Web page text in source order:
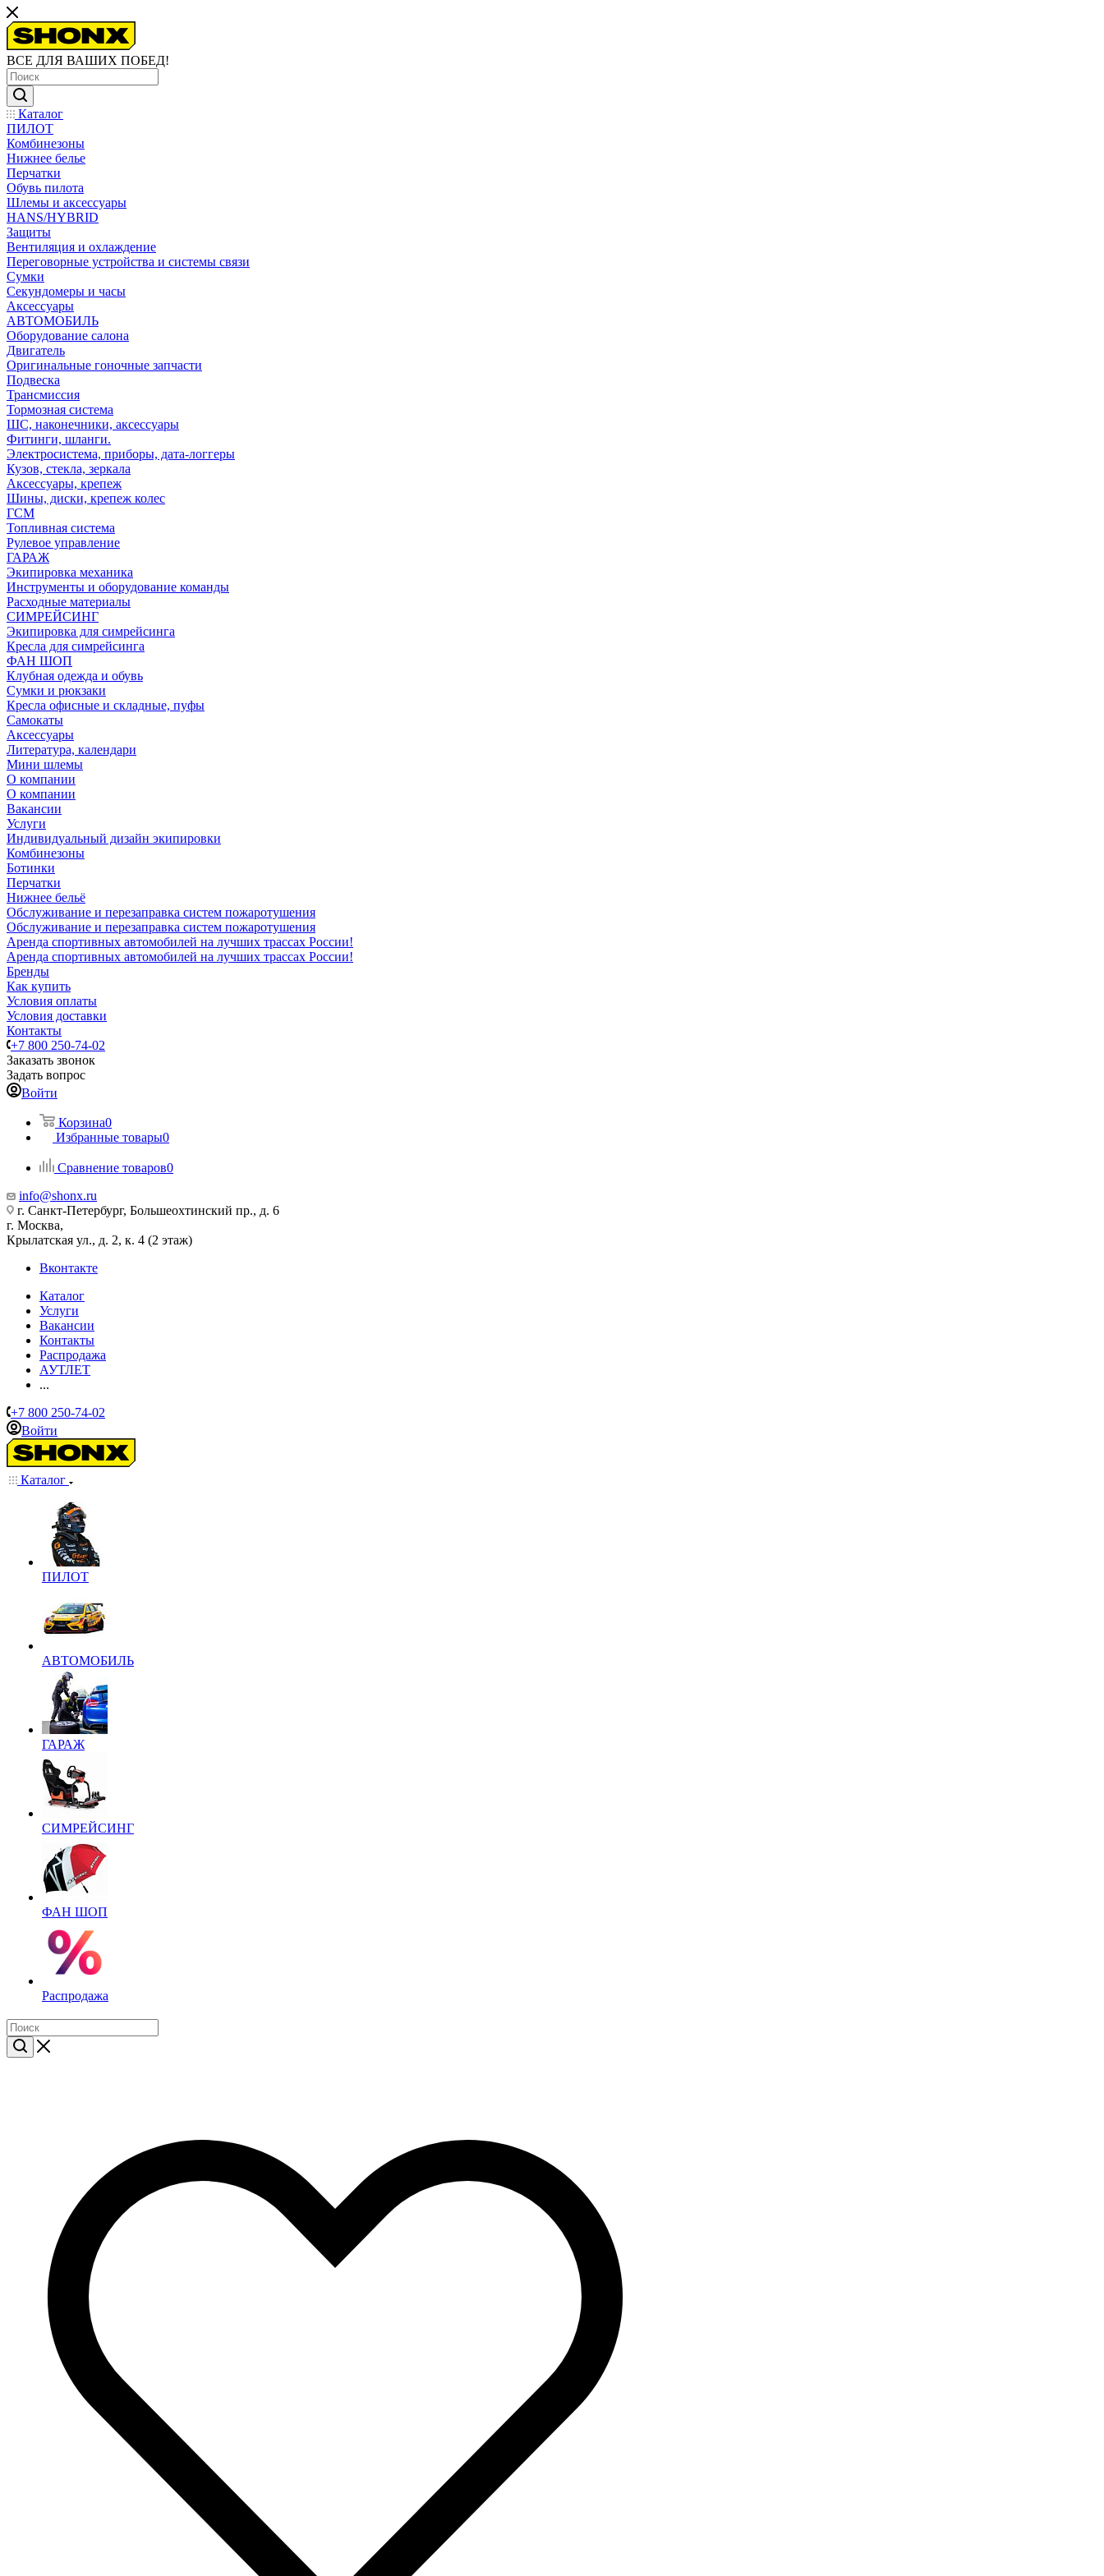
ВСЕ ДЛЯ ВАШИХ ПОБЕД!
Каталог
ПИЛОТ
Комбинезоны
Нижнее белье
Перчатки
Обувь пилота
Шлемы и аксессуары
HANS/HYBRID
Защиты
Вентиляция и охлаждение
Переговорные устройства и системы связи
Сумки
Секундомеры и часы
Аксессуары
АВТОМОБИЛЬ
Оборудование салона
Двигатель
Оригинальные гоночные запчасти
Подвеска
Трансмиссия
Тормозная система
ШС, наконечники, аксессуары
Фитинги, шланги.
Электросистема, приборы, дата-логгеры
Кузов, стекла, зеркала
Аксессуары, крепеж
Шины, диски, крепеж колес
ГСМ
Топливная система
Рулевое управление
ГАРАЖ
Экипировка механика
Инструменты и оборудование команды
Расходные материалы
СИМРЕЙСИНГ
Экипировка для симрейсинга
Кресла для симрейсинга
ФАН ШОП
Клубная одежда и обувь
Сумки и рюкзаки
Кресла офисные и складные, пуфы
Самокаты
Аксессуары
Литература, календари
Мини шлемы
О компании
О компании
Вакансии
Услуги
Индивидуальный дизайн экипировки
Комбинезоны
Ботинки
Перчатки
Нижнее бельё
Обслуживание и перезаправка систем пожаротушения
Обслуживание и перезаправка систем пожаротушения
Аренда спортивных автомобилей на лучших трассах России!
Аренда спортивных автомобилей на лучших трассах России!
Бренды
Как купить
Условия оплаты
Условия доставки
Контакты
+7 800 250-74-02
Заказать звонок
Задать вопрос
Войти
Корзина0
Избранные товары0
Сравнение товаров0
info@shonx.ru
г. Санкт-Петербург, Большеохтинский пр., д. 6
г. Москва,
Крылатская ул., д. 2, к. 4 (2 этаж)
Вконтакте
Каталог
Услуги
Вакансии
Контакты
Распродажа
АУТЛЕТ
...
+7 800 250-74-02
Войти
Каталог
ПИЛОТ
АВТОМОБИЛЬ
ГАРАЖ
СИМРЕЙСИНГ
ФАН ШОП
Распродажа